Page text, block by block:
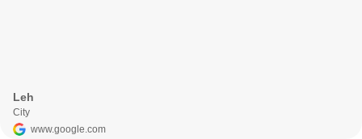
Leh
City
www.google.com